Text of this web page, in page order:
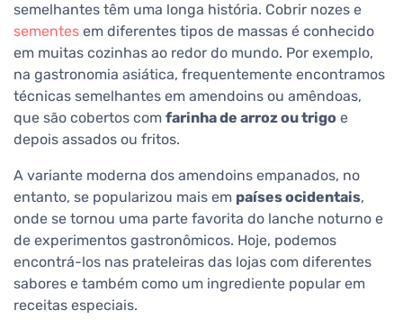
semelhantes têm uma longa história. Cobrir nozes e
sementes em diferentes tipos de massas é conhecido
em muitas cozinhas ao redor do mundo. Por exemplo,
na gastronomia asiática, frequentemente encontramos
técnicas semelhantes em amendoins ou amêndoas,
que são cobertos com farinha de arroz ou trigo e
depois assados ou fritos.
A variante moderna dos amendoins empanados, no
entanto, se popularizou mais em países ocidentais,
onde se tornou uma parte favorita do lanche noturno e
de experimentos gastronômicos. Hoje, podemos
encontrá-los nas prateleiras das lojas com diferentes
sabores e também como um ingrediente popular em
receitas especiais.